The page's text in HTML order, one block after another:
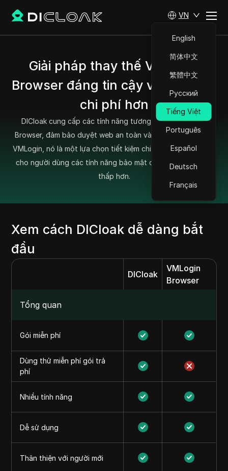
VN
English
简体中文
繁體中文
Русский
Tiếng Việt
Português
Español
Deutsch
Français
Giải pháp thay thế VMLogin
Browser đáng tin cậy và tiết kiệm
chi phí hơn
DICloak cung cấp các tính năng tương tự như VMLogin
Browser, đảm bảo duyệt web an toàn và ẩn danh. Khác với
VMLogin, nó là một lựa chọn tiết kiệm chi phí hơn, mang đến
cho người dùng các tính năng bảo mật cao cấp với chi phí
thấp hơn.
Xem cách DICloak dễ dàng bắt
đầu
DICloak
VMLogin
Browser
Tổng quan
Gói miễn phí
Dùng thử miễn phí gói trả
phí
Nhiều tính năng
Dễ sử dụng
Thân thiện với người mới